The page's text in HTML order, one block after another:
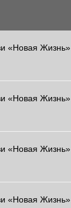
«Новая Жизнь»
«Новая Жизнь»
«Новая Жизнь»
«Новая Жизнь»